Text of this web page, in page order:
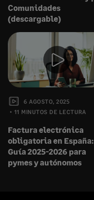
Comunidades
(descargable)
6 AGOSTO, 2025
11 MINUTOS DE LECTURA
Factura electrónica
obligatoria en España:
Guía 2025-2026 para
pymes y autónomos